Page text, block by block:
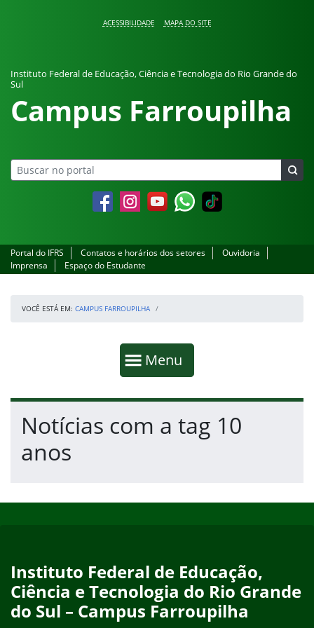
ACESSIBILIDADE MAPA DO SITE
Instituto Federal de Educação, Ciência e Tecnologia do Rio Grande do
Sul
Campus Farroupilha
FacebookInstagramYouTubeWhatsapp
Portal do IFRS Contatos e horários dos setores
Ouvidoria
Imprensa
Espaço do Estudante
VOCÊ ESTÁ EM: CAMPUS FARROUPILHA
Mostrar
Menu
Fim da navegação
Início do conteúdo
Notícias com a tag 10
anos
Instituto Federal de Educação,
Ciência e Tecnologia do Rio Grande
do Sul – Campus Farroupilha